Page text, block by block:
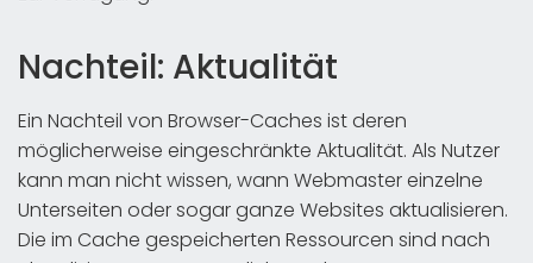
Nachteil: Aktualität
Ein Nachteil von Browser-Caches ist deren
möglicherweise eingeschränkte Aktualität. Als Nutzer
kann man nicht wissen, wann Webmaster einzelne
Unterseiten oder sogar ganze Websites aktualisieren.
Die im Cache gespeicherten Ressourcen sind nach